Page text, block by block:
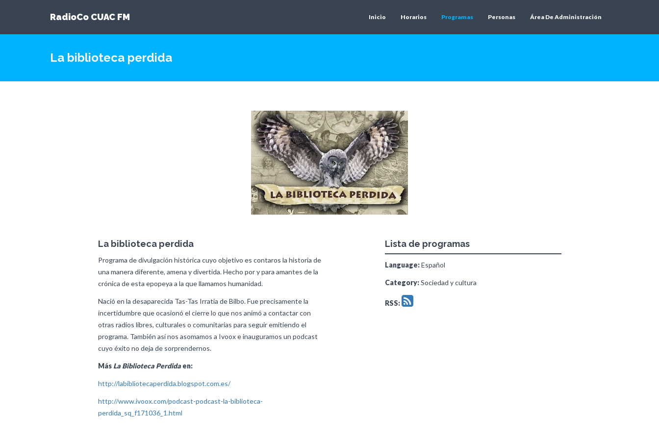
RadioCo CUAC FM Inicio Horarios Programas Personas Área De Administración
La biblioteca perdida
La biblioteca perdida
Programa de divulgación histórica cuyo objetivo es contaros la historia de
una manera diferente, amena y divertida. Hecho por y para amantes de la
crónica de esta epopeya a la que llamamos humanidad.
Nació en la desaparecida Tas-Tas Irratia de Bilbo. Fue precisamente la
incertidumbre que ocasionó el cierre lo que nos animó a contactar con
otras radios libres, culturales o comunitarias para seguir emitiendo el
programa. También así nos asomamos a Ivoox e inauguramos un podcast
cuyo éxito no deja de sorprendernos.
Más La Biblioteca Perdidaen:
http://labibliotecaperdida.blogspot.com.es/
http://www.ivoox.com/podcast-podcast-la-biblioteca-
perdida_sq_f171036_1.html
Lista de programas
Language:Español
Category:Sociedad y cultura
RSS: